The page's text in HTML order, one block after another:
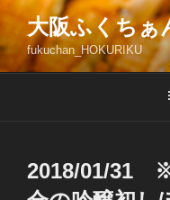
コ
テ
ン
大阪ふくち
fukuchan_HOKURIKU
2018/01/31